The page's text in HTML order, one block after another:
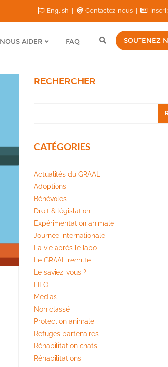
English Contactez-nous
NOUS AIDER FAQ SOUTENEZ
RECHERCHER
CATÉGORIES
Actualités du GRAAL
Adoptions
Bénévoles
Droit & législation
Expérimentation animale
Journée internationale
La vie après le labo
Le GRAAL recrute
Le saviez-vous ?
LILO
Médias
Non classé
Protection animale
Refuges partenaires
Réhabilitation chats
Réhabilitations